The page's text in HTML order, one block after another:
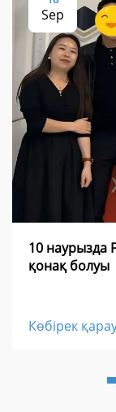
Sep
10 наурызда
қонақ болуы
Көбірек